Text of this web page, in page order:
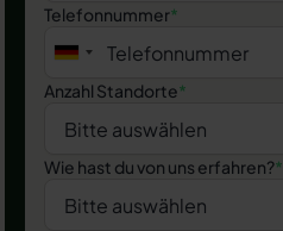
Telefonnummer*
Anzahl Standorte*
Wie hast du von uns erfahren?*